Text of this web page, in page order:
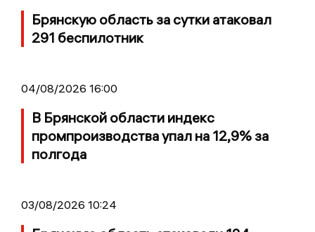
Брянскую область за сутки атаковал
291 беспилотник
04/08/2026 16:00
В Брянской области индекс
промпроизводства упал на 12,9% за
полгода
03/08/2026 10:24